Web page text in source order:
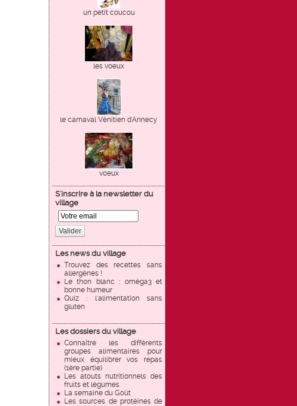
un petit coucou
les voeux
le carnaval Vénitien d'Annecy
voeux
S'inscrire à la newsletter du
village
Valider
Les news du village
Trouvez des recettes sans
allergènes !
Le thon blanc : oméga3 et
bonne humeur
Quiz : l'alimentation sans
gluten
Les dossiers du village
Connaître les différents
groupes alimentaires pour
mieux équilibrer vos repas
(1ère partie)
Les atouts nutritionnels des
fruits et légumes
La semaine du Goût
Les sources de protéines de